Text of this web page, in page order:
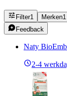
Filter1 Merken1
Feedback
Naty
2-4